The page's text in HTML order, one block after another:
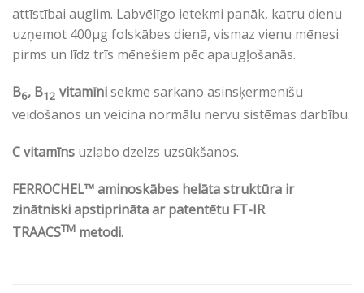
attīstībai auglim. Labvēlīgo ietekmi panāk, katru dienu
uzņemot 400µg folskābes dienā, vismaz vienu mēnesi
pirms un līdz trīs mēnešiem pēc apaugļošanās.
B6, B12 vitamīnisekmē sarkano asinsķermenīšu
veidošanos un veicina normālu nervu sistēmas darbību.
C vitamīns uzlabo dzelzs uzsūkšanos.
FERROCHEL™ aminoskābes helāta struktūra ir
zinātniski apstiprināta ar patentētu FT-IR
TRAACSTM metodi.